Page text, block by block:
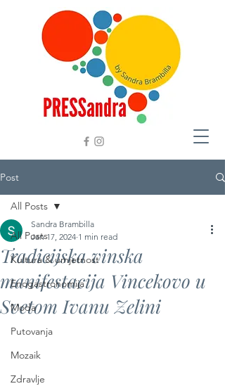
Post
All Posts
Kultura & umjetnost
Enogastronomija
Moda
Putovanja
Mozaik
Zdravlje
All Posts
Tradicijska vinska
manifestacija Vincekovo u
Svetom Ivanu Zelini
Sandra Brambilla
Jan 17, 2024 1 min read